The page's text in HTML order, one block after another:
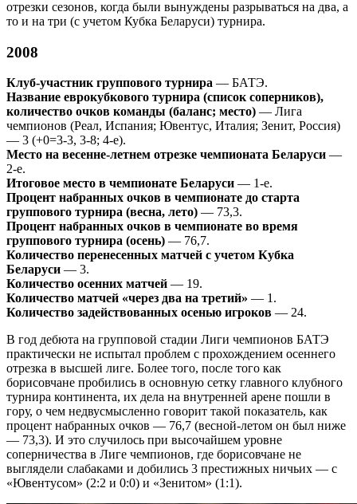
отрезки сезонов, когда были вынуждены разрываться на два, а
то и на три (с учетом Кубка Беларуси) турнира.
2008
Клуб-участник группового турнира — БАТЭ.
Название еврокубкового турнира (список соперников),
количество очков команды (баланс; место) — Лига
чемпионов (Реал, Испания; Ювентус, Италия; Зенит, Россия)
— 3 (+0=3-3, 3-8; 4-е).
Место на весенне-летнем отрезке чемпионата Беларуси —
2-е.
Итоговое место в чемпионате Беларуси — 1-е.
Процент набранных очков в чемпионате до старта
группового турнира (весна, лето) — 73,3.
Процент набранных очков в чемпионате во время
группового турнира (осень) — 76,7.
Количество перенесенных матчей с учетом Кубка
Беларуси — 3.
Количество осенних матчей — 19.
Количество матчей «через два на третий» — 1.
Количество задействованных осенью игроков — 24.
В год дебюта на групповой стадии Лиги чемпионов БАТЭ
практически не испытал проблем с прохождением осеннего
отрезка в высшей лиге. Более того, после того как
борисовчане пробились в основную сетку главного клубного
турнира континента, их дела на внутренней арене пошли в
гору, о чем недвусмысленно говорит такой показатель, как
процент набранных очков — 76,7 (весной-летом он был ниже
— 73,3). И это случилось при высочайшем уровне
соперничества в Лиге чемпионов, где борисовчане не
выглядели слабаками и добились 3 престижных ничьих — с
«Ювентусом» (2:2 и 0:0) и «Зенитом» (1:1).